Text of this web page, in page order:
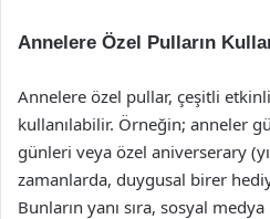
Annelere Özel Pulların
Annelere özel pullar, çeşitli
kullanılabilir. Örneğin; anneler
günleri veya özel aniverserary
zamanlarda, duygusal birer
Bunların yanı sıra, sosyal